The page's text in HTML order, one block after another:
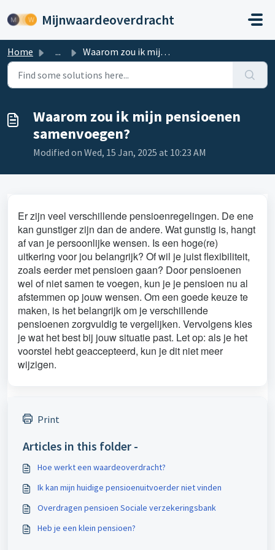
Mijnwaardeoverdracht
Home ... Waarom zou ik mijn pensioenen samenvoegen?
Waarom zou ik mijn pensioenen
samenvoegen?
Modified on Wed, 15 Jan, 2025 at 10:23 AM
Er zijn veel verschillende pensioenregelingen. De ene
kan gunstiger zijn dan de andere. Wat gunstig is, hangt
af van je persoonlijke wensen. Is een hoge(re)
uitkering voor jou belangrijk? Of wil je juist flexibiliteit,
zoals eerder met pensioen gaan? Door pensioenen
wel of niet samen te voegen, kun je je pensioen nu al
afstemmen op jouw wensen. Om een goede keuze te
maken, is het belangrijk om je verschillende
pensioenen zorgvuldig te vergelijken. Vervolgens kies
je wat het best bij jouw situatie past. Let op: als je het
voorstel hebt geaccepteerd, kun je dit niet meer
wijzigen.
Print
Articles in this folder -
Hoe werkt een waardeoverdracht?
Ik kan mijn huidige pensioenuitvoerder niet vinden
Overdragen pensioen Sociale verzekeringsbank
Heb je een klein pensioen?